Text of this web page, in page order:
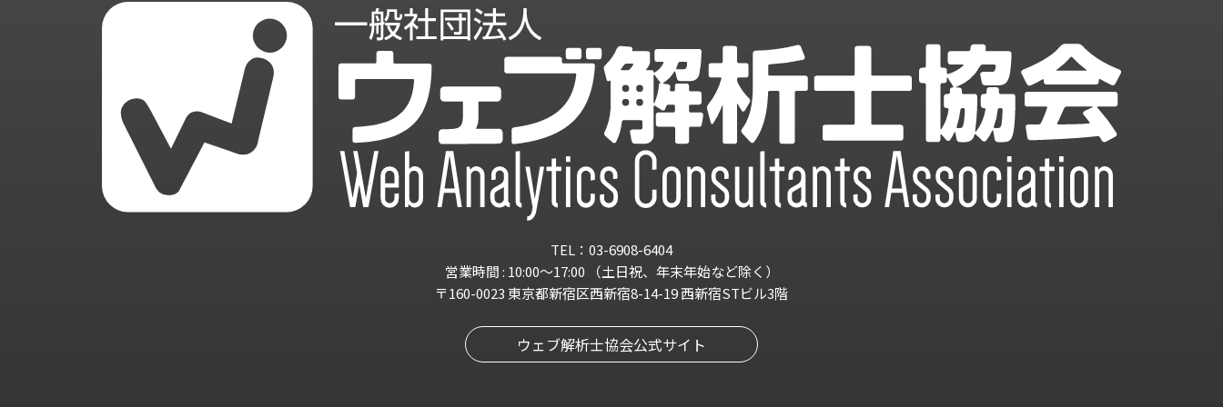
TEL：03-6908-6404
営業時間 : 10:00～17:00 （土日祝、年末年始など除く）
〒160-0023 東京都新宿区西新宿8-14-19西新宿STビル3階
ウェブ解析士協会公式サイト